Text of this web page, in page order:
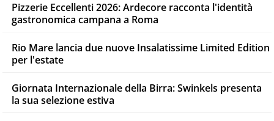
Pizzerie Eccellenti 2026: Ardecore racconta l'identità
gastronomica campana a Roma
Rio Mare lancia due nuove Insalatissime Limited Edition
per l'estate
Giornata Internazionale della Birra: Swinkels presenta
la sua selezione estiva